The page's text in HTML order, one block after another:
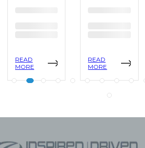
READ
MORE
READ
MORE